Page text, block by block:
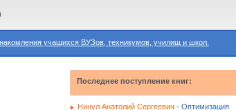
учащихся ВУЗов, техникумов, училищ и школ.
Последнее поступление книг:
Нинул Анатолий Сергеевич - Оптимизация